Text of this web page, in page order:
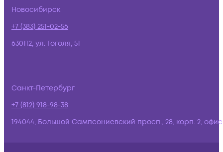
Новосибирск
+7 (383) 251-02-56
630112, ул. Гоголя, 51
Санкт-Петербург
+7 (812) 918-98-38
194044, Большой Сампсониевский просп., 28, корп. 2,